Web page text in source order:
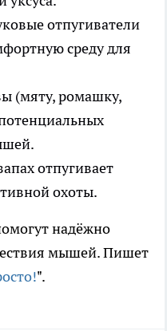
отпугиватели
среду для
(мяту, ромашку,
отпугивает
охоты.
надёжно
мышей. Пишет
".